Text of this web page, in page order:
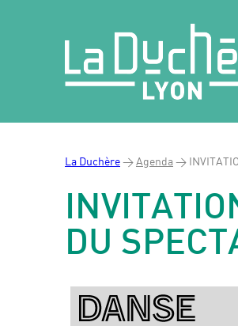
La Duchère>Agenda >
DU